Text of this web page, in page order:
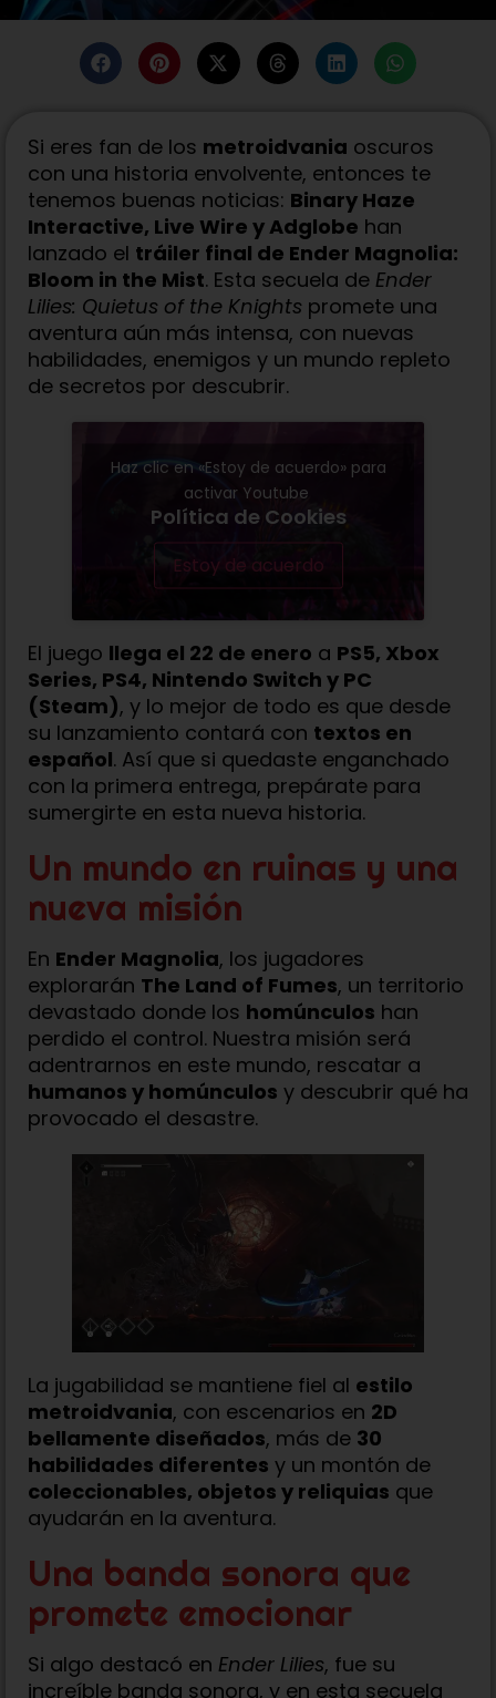
Si eres fan de los metroidvania oscuros
con una historia envolvente, entonces te
tenemos buenas noticias: Binary Haze
Interactive, Live Wire y Adglobe han
lanzado el tráiler final de Ender Magnolia:
Bloom in the Mist. Esta secuela de Ender
Lilies: Quietus of the Knights promete una
aventura aún más intensa, con nuevas
habilidades, enemigos y un mundo repleto
de secretos por descubrir.
Haz clic en «Estoy de acuerdo» para
activar Youtube
Política de Cookies
Estoy de acuerdo
El juego llega el 22 de enero a PS5, Xbox
Series, PS4, Nintendo Switch y PC
(Steam), y lo mejor de todo es que desde
su lanzamiento contará con textos en
español. Así que si quedaste enganchado
con la primera entrega, prepárate para
sumergirte en esta nueva historia.
Un mundo en ruinas y una
nueva misión
En Ender Magnolia, los jugadores
explorarán The Land of Fumes, un territorio
devastado donde los homúnculos han
perdido el control. Nuestra misión será
adentrarnos en este mundo, rescatar a
humanos y homúnculos y descubrir qué ha
provocado el desastre.
La jugabilidad se mantiene fiel al estilo
metroidvania, con escenarios en 2D
bellamente diseñados, más de 30
habilidades diferentes y un montón de
coleccionables, objetos y reliquias que
ayudarán en la aventura.
Una banda sonora que
promete emocionar
Si algo destacó en Ender Lilies, fue su
increíble banda sonora, y en esta secuela